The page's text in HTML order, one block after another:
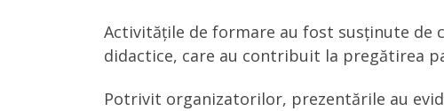
Activitățile de formare au fost susținute
didactice, care au contribuit la pregătirea
Potrivit organizatorilor, prezentările au